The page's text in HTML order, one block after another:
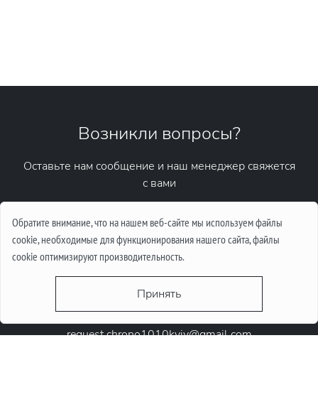
Обратите внимание, что на нашем веб-сайте мы используем файлы
cookie, необходимые для функционирования нашего сайта, файлы
cookie оптимизируют производительность.
Принять
request.chrono1010kyiv@gmail.com
Возникли вопросы?
Оставьте нам сообщение и наш менеджер свяжется
с вами
Написать сообщение